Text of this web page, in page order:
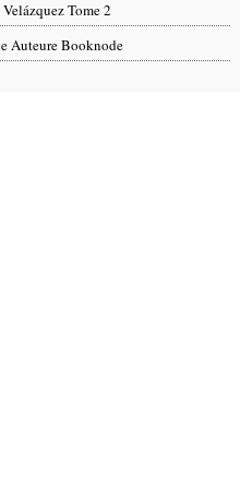
Velázquez Tome 2
Auteure Booknode